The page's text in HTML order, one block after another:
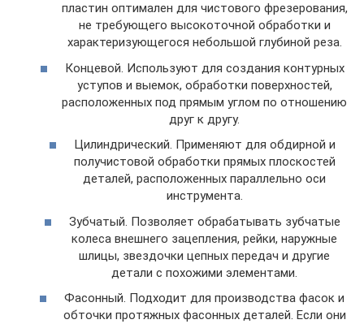
пластин оптимален для чистового фрезерования,
не требующего высокоточной обработки и
характеризующегося небольшой глубиной реза.
Концевой. Используют для создания контурных
уступов и выемок, обработки поверхностей,
расположенных под прямым углом по отношению
друг к другу.
Цилиндрический. Применяют для обдирной и
получистовой обработки прямых плоскостей
деталей, расположенных параллельно оси
инструмента.
Зубчатый. Позволяет обрабатывать зубчатые
колеса внешнего зацепления, рейки, наружные
шлицы, звездочки цепных передач и другие
детали с похожими элементами.
Фасонный. Подходит для производства фасок и
обточки протяжных фасонных деталей. Если они